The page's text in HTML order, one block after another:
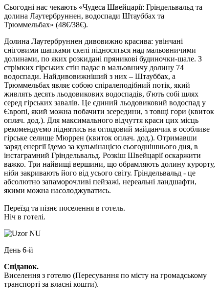
Сьогодні нас чекають «Чудеса Швейцарії: Гріндельвальд та
долина Лаутербруннен, водоспади Штауббах та
Трюммельбах» (48€/38€).
Долина Лаутербруннен дивовижно красива: увінчані
сніговими шапками скелі підносяться над мальовничими
долинами, по яких розкидані пряникові будиночки-шале. З
стрімких гірських стін падає в мальовничу долину 74
водоспади. Найдивовижніший з них – Штауббах, а
Трюммельбах являє собою спіралеподібний потік, який
живлять десять льодовикових водоспадів, б'ють собі шлях
серед гірських завалів. Це єдиний льодовиковий водоспад у
Європі, який можна побачити зсередини, з товщі гори (квиток
оплач. дод.). Для максимального відчуття краси цих місць
рекомендуємо піднятись на оглядовий майданчик в особливе
гірське селище Мюррен (квиток оплач. дод.). Отримавши
заряд енергії їдемо за кульмінацією сьогоднішнього дня, в
інстаграмний Гріндельвальд. Розкіш Швейцарії оскаржити
важко. Три найвищі вершини, що обрамляють долину курорту,
ніби закривають його від усього світу. Гріндельвальд - це
абсолютно запаморочливі пейзажі, нереальні ландшафти,
якими можна насолоджуватись.
Переїзд та пізнє поселення в готель.
Ніч в готелі.
День 6-й
Сніданок.
Виселення з готелю (Пересування по місту на громадському
транспорті за власні кошти).